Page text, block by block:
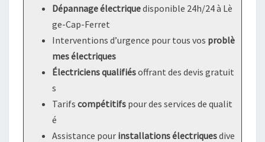
Dépannage électriquedisponible 24h/24 à Lè
ge-Cap-Ferret
Interventions d’urgence pour tous vos problè
mes électriques
Électriciens qualifiésoffrant des devis gratuit
s
Tarifs compétitifs pour des services de qualit
é
Assistance pour installations électriquesdive